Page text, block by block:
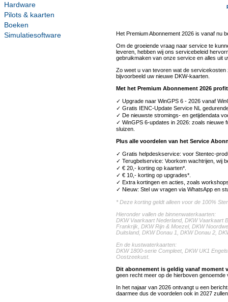
Hardware
Pilots & kaarten
Boeken
Simulatiesoftware
Het Premium Abonnement 2026 is vanaf nu
Om de groeiende vraag naar service te
leveren, hebben wij ons servicebeleid
gebruikmaken van onze service en alles uit
Zo weet u van tevoren wat de
bijvoorbeeld uw nieuwe DKW-kaarten.
Met het Premium Abonnement 2026
✓ Upgrade naar WinGPS 6 - 2026 vanaf
✓ Gratis IENC-Update Service NL
✓ De nieuwste stromings- en getijdendata
✓ WinGPS 6-updates in 2026: zoals nieuwe
sluizen.
Plus alle voordelen van het Service
✓ Gratis helpdeskservice: voor Stentec-
✓ Terugbelservice: Voorkom wachtrijen, wij
✓ € 20,- korting op kaarten*.
✓ € 10,- korting op upgrades*.
✓ Extra kortingen en acties, zoals
✓ Nieuw: Stel uw vragen via WhatsApp en
* Deze korting geldt alleen voor de 100%
Hieronder vallen de binnenwaterkaarten:
DKW Vaarkaart Nederland, DKW Vaarkaart
Frankrijk, DKW Rijn & Moezel, DKW
Duitsland, DKW Donau 1, DKW Donau 2,
En de kustwaterkaarten:
DKW 1800-serie Compleet, DKW UK1
Oostzeekust.
Dit abonnement is geldig vanaf moment
geen recht meer op de hierboven genoemde
In het najaar van 2026 ontvangt u een
daarmee dus de voordelen ook in 2027